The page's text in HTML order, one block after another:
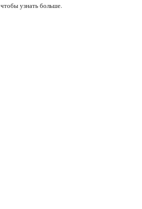
чтобы узнать больше.